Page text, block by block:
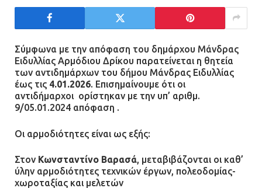
Σύμφωνα με την απόφαση του δημάρχου Μάνδρας
Ειδυλλίας Αρμόδιου Δρίκου παρατείνεται η θητεία
των αντιδημάρχων του δήμου Μάνδρας Ειδυλλίας
έως τις 4.01.2026. Επισημαίνουμε ότι οι
αντιδήμαρχοι ορίστηκαν με την υπ’ αριθμ.
9/05.01.2024 απόφαση .
Οι αρμοδιότητες είναι ως εξής:
Στον Κωνσταντίνο Βαρασά, μεταβιβάζονται οι καθ’
ύλην αρμοδιότητες τεχνικών έργων, πολεοδομίας-
χωροταξίας και μελετών